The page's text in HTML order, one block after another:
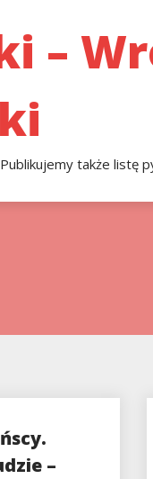
–
także listę
–